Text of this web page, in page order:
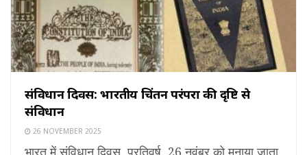
संविधान दिवस: भारतीय चिंतन परंपरा की दृष्टि से
संविधान
26 NOVEMBER 2025
भारत में संविधान दिवस प्रतिवर्ष 26 नवंबर को मनाया जाता